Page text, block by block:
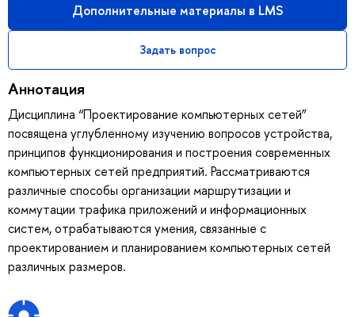
Дополнительные материалы в LMS
Задать вопрос
Аннотация
Дисциплина “Проектирование компьютерных сетей”
посвящена углубленному изучению вопросов устройства,
принципов функционирования и построения современных
компьютерных сетей предприятий. Рассматриваются
различные способы организации маршрутизации и
коммутации трафика приложений и информационных
систем, отрабатываются умения, связанные с
проектированием и планированием компьютерных сетей
различных размеров.